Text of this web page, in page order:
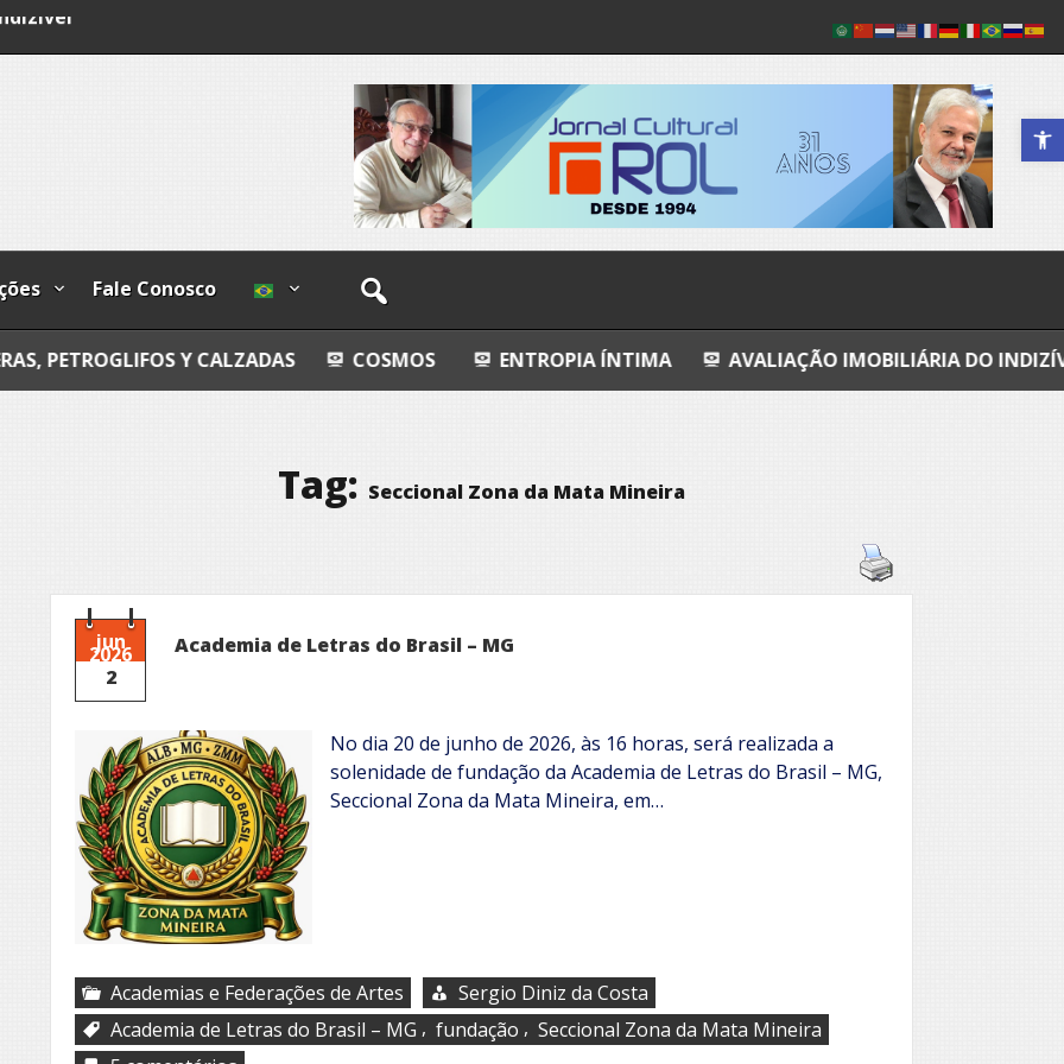
Abrir a
Fale Conosco
Y CALZADAS COSMOS ENTROPIA ÍNTIMA AVALIAÇÃO IMOBILIÁRIA DO INDIZÍVEL A
Tag: Seccional Zona da Mata Mineira
jun
2026
2
Academia de Letras do Brasil – MG
No dia 20 de junho de 2026, às 16 horas, será realizada a
solenidade de fundação da Academia de Letras do Brasil – MG,
Seccional Zona da Mata Mineira, em…
Academias e Federações de Artes
Sergio Diniz da Costa
Academia de Letras do Brasil – MG , fundação , Seccional Zona da Mata Mineira